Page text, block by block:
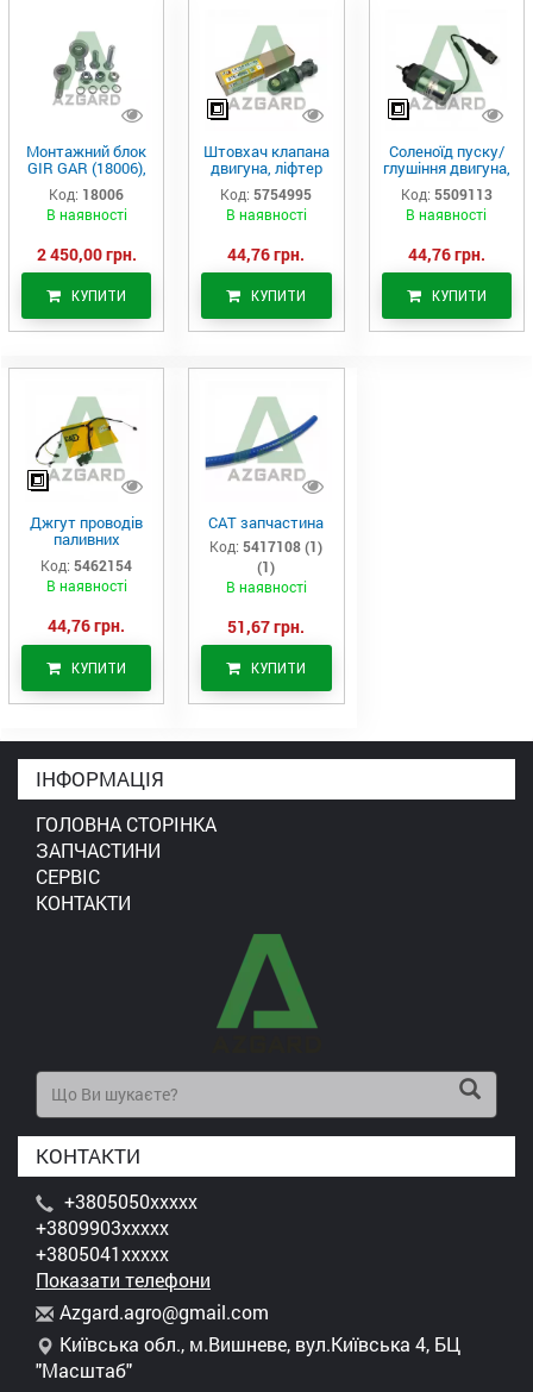
Монтажний блок
GIR GAR (18006),
Аналог
Код: 18006
В наявності
2 450,00 грн.
КУПИТИ
Штовхач клапана
двигуна, ліфтер
(575-4995)
Код: 5754995
В наявності
44,76 грн.
КУПИТИ
Соленоїд пуску/
глушіння двигуна,
актуатор (550-
9113)
Код: 5509113
В наявності
44,76 грн.
КУПИТИ
Джгут проводів
паливних
форсунок CAT
C7/C9 (546-2154)
Код: 5462154
В наявності
44,76 грн.
КУПИТИ
САТ запчастина
Код: 5417108 (1)
(1)
В наявності
51,67 грн.
КУПИТИ
ІНФОРМАЦІЯ
ГОЛОВНА СТОРІНКА
ЗАПЧАСТИНИ
СЕРВІС
КОНТАКТИ
КОНТАКТИ
+3805050xxxxx
+3809903xxxxx
+3805041xxxxx
Показати телефони
Azgard.agro@gmail.com
Київська обл., м.Вишневе, вул.Київська 4, БЦ
"Масштаб"